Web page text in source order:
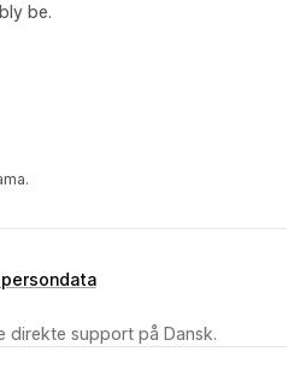
be.
direkte support på Dansk.